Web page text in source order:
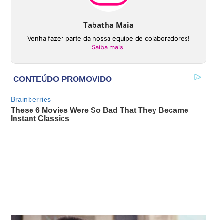
Tabatha Maia
Venha fazer parte da nossa equipe de colaboradores!
Saiba mais!